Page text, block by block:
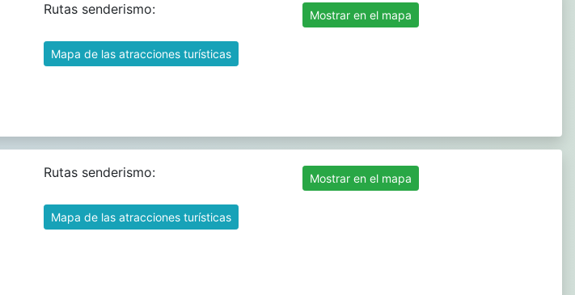
Rutas senderismo:
Mapa de las atracciones turísticas
Mostrar en el mapa
Rutas senderismo:
Mapa de las atracciones turísticas
Mostrar en el mapa